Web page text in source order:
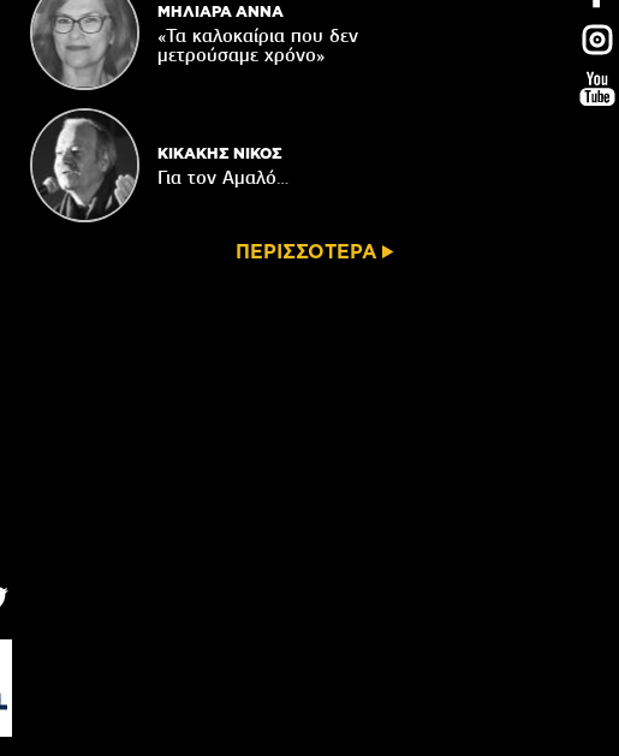
ΜΗΛΙΑΡΑ ΑΝΝΑ
«Τα καλοκαίρια που δεν
μετρούσαμε χρόνο»
ΚΙΚΑΚΗΣ ΝΙΚΟΣ
Για τον Αμαλό…
ΠΕΡΙΣΣΟΤΕΡΑ